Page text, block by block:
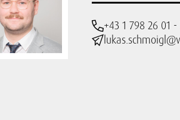
+43 1 798 26 01 -